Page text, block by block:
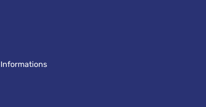
Informations